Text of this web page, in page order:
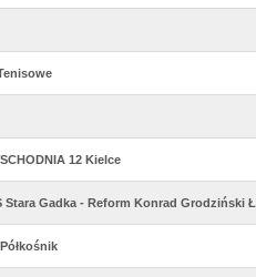
12 Kielce
Stara Gadka - Reform Konrad Grodziński